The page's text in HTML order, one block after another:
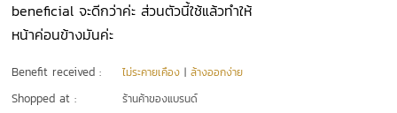
beneficial จะดีกว่าค่ะ ส่วนตัวนี้ใช้แล้วทำให้
หน้าค่อนข้างมันค่ะ
Benefit received : ไม่ระคายเคือง |ล้างออกง่าย
Shopped at : ร้านค้าของแบรนด์